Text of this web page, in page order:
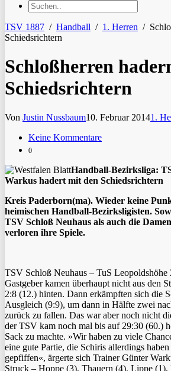
TSV 1887 / Handball / 1. Herren /
Schiedsrichtern
Schloßherren
Schiedsrichtern
Von Justin Nussbaum10. Februar 20141.
Keine Kommentare
0
Handball-Bezirksliga:
Warkus hadert mit den Schiedsrichtern
Kreis Paderborn(ma). Wieder keine
heimischen Handball-Bezirksligisten.
TSV Schloß Neuhaus als auch die
verloren ihre Spiele.
TSV Schloß Neuhaus – TuS
Gastgeber kamen überhaupt nicht aus den
2:8 (12.) hinten. Dann erkämpften sich die
Ausgleich (9:9), um dann in Hälfte zwei
zurück zu fallen. Das war aber noch nicht
der TSV kam noch mal bis auf 29:30 (60.)
Sack zu machte. »Wir haben zu viele
eine gute Partie, die Schiris allerdings
gepfiffen«, ärgerte sich Trainer Günter
Struck – Hoppe (3), Thauern (4), Lippe